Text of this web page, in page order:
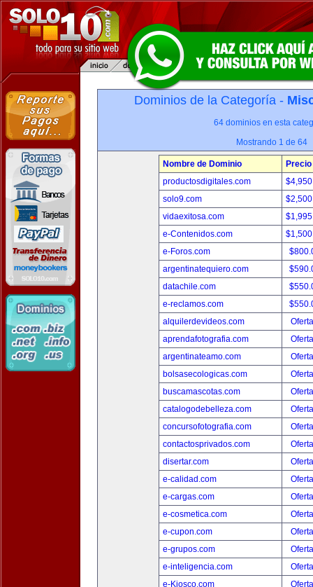
Dominios de la Categoría -
64 dominios en esta
Mostrando 1 de 64
Nombre de Dominio
Precio
productosdigitales.com
solo9.com
vidaexitosa.com
e-Contenidos.com
e-Foros.com
argentinatequiero.com
datachile.com
e-reclamos.com
alquilerdevideos.com
aprendafotografia.com
argentinateamo.com
bolsasecologicas.com
buscamascotas.com
catalogodebelleza.com
concursofotografia.com
contactosprivados.com
disertar.com
e-calidad.com
e-cargas.com
e-cosmetica.com
e-cupon.com
e-grupos.com
e-inteligencia.com
e-Kiosco.com